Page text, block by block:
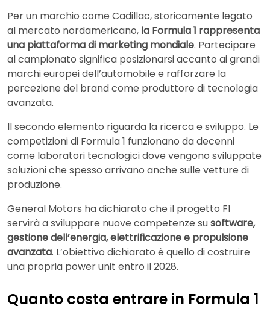
Per un marchio come Cadillac, storicamente legato
al mercato nordamericano, la Formula 1 rappresenta
una piattaforma di marketing mondiale. Partecipare
al campionato significa posizionarsi accanto ai grandi
marchi europei dell’automobile e rafforzare la
percezione del brand come produttore di tecnologia
avanzata.
Il secondo elemento riguarda la ricerca e sviluppo. Le
competizioni di Formula 1 funzionano da decenni
come laboratori tecnologici dove vengono sviluppate
soluzioni che spesso arrivano anche sulle vetture di
produzione.
General Motors ha dichiarato che il progetto F1
servirà a sviluppare nuove competenze susoftware,
gestione dell’energia, elettrificazione e propulsione
avanzata. L’obiettivo dichiarato è quello di costruire
una propria power unit entro il 2028.
Quanto costa entrare in Formula 1